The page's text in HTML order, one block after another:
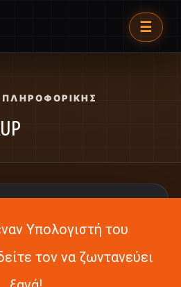
☰
ΠΛΗΡΟΦΟΡΙΚΉΣ
Υπολογιστή του
τον να ζωντανεύει